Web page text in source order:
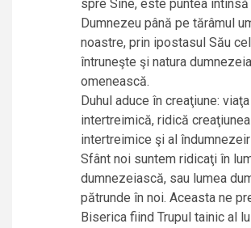
spre Sine, este puntea
Dumnezeu până pe tărâmul
noastre, prin ipostasul Său
întruneşte şi natura
omenească.
Duhul aduce în creaţiune:
intertreimică, ridică
intertreimice şi al
Sfânt noi suntem ridicaţi în
dumnezeiască, sau lumea
pătrunde în noi. Aceasta ne
Biserica fiind Trupul tainic al